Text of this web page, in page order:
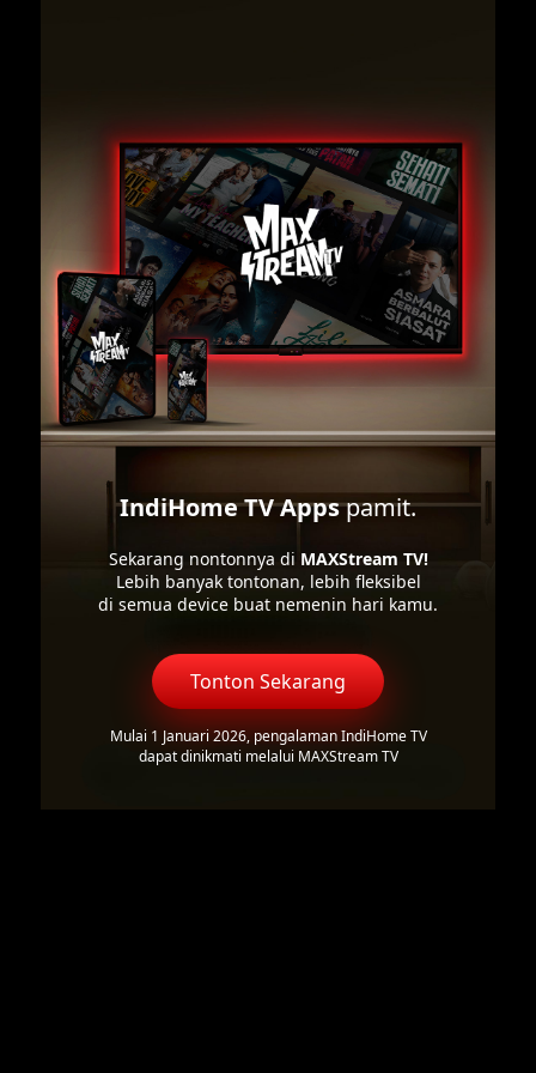
IndiHome TV Appspamit.
Sekarang nontonnya di MAXStream TV!
Lebih banyak tontonan, lebih fleksibel
di semua device buat nemenin hari kamu.
Tonton Sekarang
Mulai 1 Januari 2026, pengalaman IndiHome TV
dapat dinikmati melalui MAXStream TV